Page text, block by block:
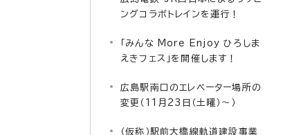
ングコラボトレインを運行！
「みんな More Enjoy ひろしま
えきフェス」を開催します！
広島駅南口のエレベーター場所の
変更（11月23日（土曜）～）
（仮称）駅前大橋線軌道建設事業